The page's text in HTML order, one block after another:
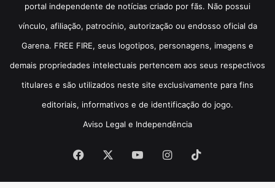
portal independente de notícias criado por fãs. Não possui
vínculo, afiliação, patrocínio, autorização ou endosso oficial da
Garena. FREE FIRE, seus logotipos, personagens, imagens e
demais propriedades intelectuais pertencem aos seus respectivos
titulares e são utilizados neste site exclusivamente para fins
editoriais, informativos e de identificação do jogo.
Aviso Legal e Independência
Facebook YouTubeInstagram